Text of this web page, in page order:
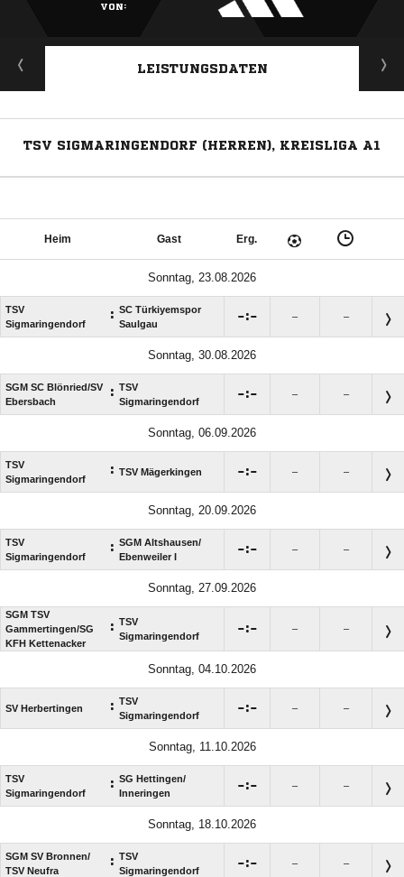
VON:
LEISTUNGSDATEN
TSV SIGMARINGENDORF (HERREN), KREISLIGA A1
Heim Gast Erg.
Sonntag, 23.08.2026
TSV
Sigmaringendorf
: SC Türkiyemspor
Saulgau
: – –
Sonntag, 30.08.2026
SGM SC Blönried/​SV
Ebersbach
: TSV
Sigmaringendorf
: – –
Sonntag, 06.09.2026
TSV
Sigmaringendorf
: TSV Mägerkingen : – –
Sonntag, 20.09.2026
TSV
Sigmaringendorf
: SGM Altshausen/​
Ebenweiler I
: – –
Sonntag, 27.09.2026
SGM TSV
Gammertingen/​SG
KFH Kettenacker
: TSV
Sigmaringendorf
: – –
Sonntag, 04.10.2026
SV Herbertingen : TSV
Sigmaringendorf
: – –
Sonntag, 11.10.2026
TSV
Sigmaringendorf
: SG Hettingen/​
Inneringen
: – –
Sonntag, 18.10.2026
SGM SV Bronnen/​
TSV Neufra
: TSV
Sigmaringendorf
: – –